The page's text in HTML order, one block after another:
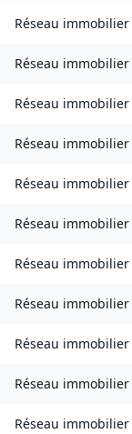
Réseau immobilier
Réseau immobilier
Réseau immobilier
Réseau immobilier
Réseau immobilier
Réseau immobilier
Réseau immobilier
Réseau immobilier
Réseau immobilier
Réseau immobilier
Réseau immobilier